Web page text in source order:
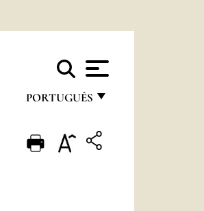
PORTUGUÊS
ENGLISH